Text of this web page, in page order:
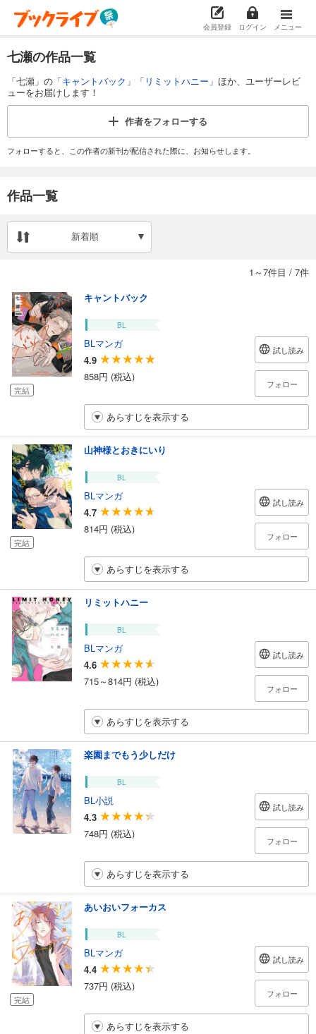
会員登録 ログイン メニュー
七瀬の作品一覧
「七瀬」の「キャントバック 」「 リミットハニー 」ほか、ユーザーレビ
ューをお届けします！
作者をフォローする
フォローすると、この作者の新刊が配信された際に、お知らせします。
作品一覧
新着順
1～7件目 / 7件
完結
キャントバック
BL
BLマンガ
4.9
858円 (税込)
試し読み
フォロー
あらすじを表示する
完結
山神様とおきにいり
BL
BLマンガ
4.7
814円 (税込)
試し読み
フォロー
あらすじを表示する
リミットハニー
BL
BLマンガ
4.6
715～814円 (税込)
試し読み
フォロー
あらすじを表示する
楽園までもう少しだけ
BL
BL小説
4.3
748円 (税込)
試し読み
フォロー
あらすじを表示する
完結
あいおいフォーカス
BL
BLマンガ
4.4
737円 (税込)
試し読み
フォロー
あらすじを表示する